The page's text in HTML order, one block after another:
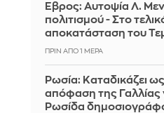
Έβρος: Αυτοψία Λ.
πολιτισμού - Στο
αποκατάσταση του
ΠΡΙΝ ΑΠΌ 1 ΜΈΡΑ
Ρωσία: Kαταδικάζει
απόφαση της Γαλλίας
Ρωσίδα